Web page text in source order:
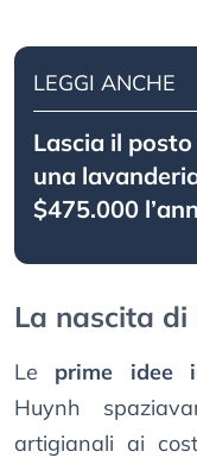
LEGGI ANCHE
Lascia il
una
$475.000
La nascita di
Le prime idee
Huynh
artigianali ai